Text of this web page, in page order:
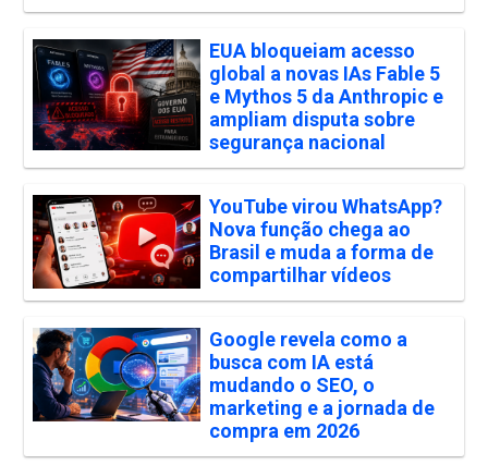
EUA bloqueiam acesso
global a novas IAs Fable 5
e Mythos 5 da Anthropic e
ampliam disputa sobre
segurança nacional
YouTube virou WhatsApp?
Nova função chega ao
Brasil e muda a forma de
compartilhar vídeos
Google revela como a
busca com IA está
mudando o SEO, o
marketing e a jornada de
compra em 2026